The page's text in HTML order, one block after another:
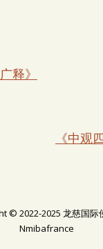
释》
《中观
© 2022-2025 龙慈国际
Nmibafrance